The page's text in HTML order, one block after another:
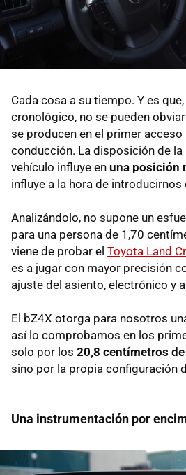
Cada cosa a su tiempo. Y es
cronológico, no se pueden
se producen en el primer
conducción. La disposición de la
vehículo influye en una posición
influye a la hora de introducirnos
Analizándolo, no supone un
para una persona de 1,70
viene de probar el Toyota Land
es a jugar con mayor precisión
ajuste del asiento, electrónico y
El bZ4X otorga para nosotros
así lo comprobamos en los
solo por los 20,8 centímetros
sino por la propia configuración
Una instrumentación por